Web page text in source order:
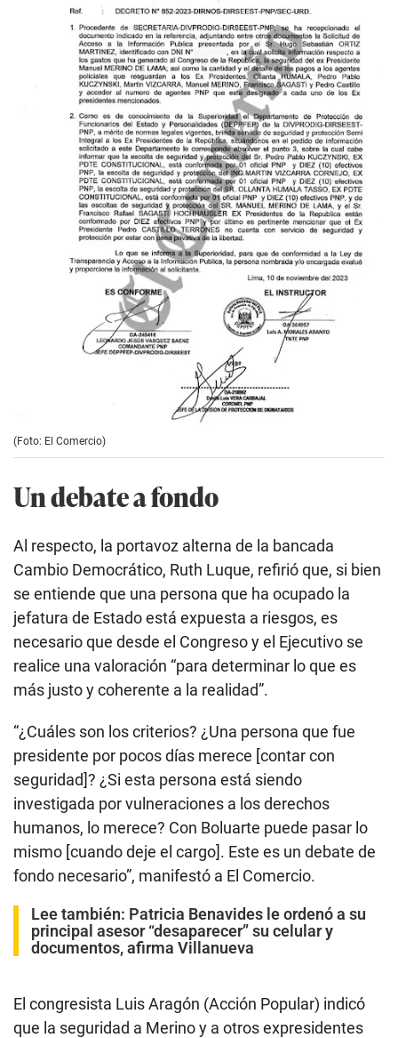
(Foto: El Comercio)
Un debate a fondo
Al respecto, la portavoz alterna de la bancada
Cambio Democrático, Ruth Luque, refirió que, si bien
se entiende que una persona que ha ocupado la
jefatura de Estado está expuesta a riesgos, es
necesario que desde el Congreso y el Ejecutivo se
realice una valoración “para determinar lo que es
más justo y coherente a la realidad”.
“¿Cuáles son los criterios? ¿Una persona que fue
presidente por pocos días merece [contar con
seguridad]? ¿Si esta persona está siendo
investigada por vulneraciones a los derechos
humanos, lo merece? Con Boluarte puede pasar lo
mismo [cuando deje el cargo]. Este es un debate de
fondo necesario”, manifestó a El Comercio.
Lee también: Patricia Benavides le ordenó a su
principal asesor “desaparecer” su celular y
documentos, afirma Villanueva
El congresista Luis Aragón (Acción Popular) indicó
que la seguridad a Merino y a otros expresidentes